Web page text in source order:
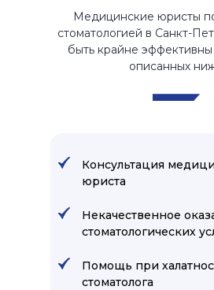
Медицинские юристы
стоматологией в Санкт-
быть крайне эффективны
описанных
Консультация
юриста
Помощь при
стоматолога
Некачественное
стоматологических